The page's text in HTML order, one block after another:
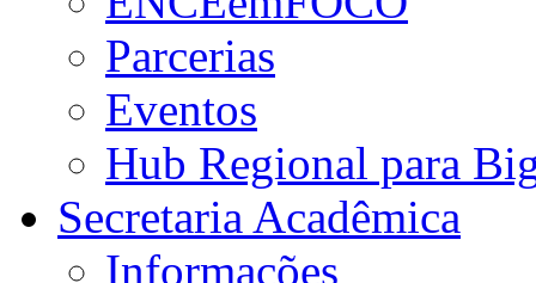
Parcerias
Eventos
Hub Regional para
Secretaria Acadêmica
Informações